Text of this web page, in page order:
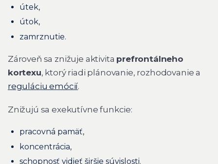
útek,
útok,
zamrznutie.
Zároveň sa znižuje aktivita prefrontálneho
kortexu, ktorý riadi plánovanie, rozhodovanie a
reguláciu emócií.
Znižujú sa exekutívne funkcie:
pracovná pamäť,
koncentrácia,
schopnosť vidieť širšie súvislosti.